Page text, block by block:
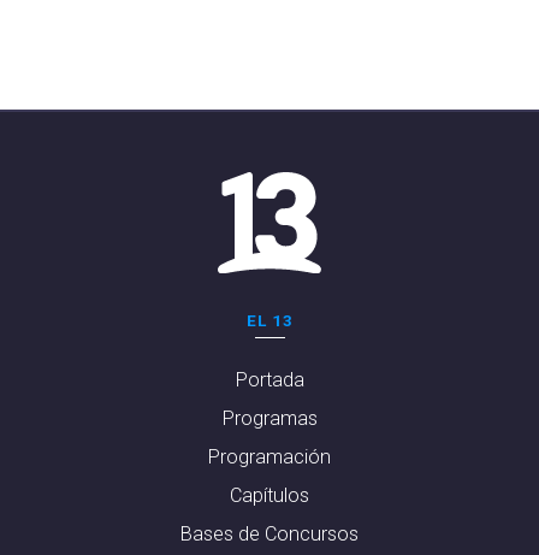
EL 13
Portada
Programas
Programación
Capítulos
Bases de Concursos